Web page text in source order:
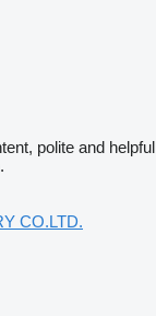
polite and helpful
CO.LTD.